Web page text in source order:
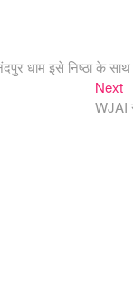
धाम इसे निष्ठा के
Next
WJAI